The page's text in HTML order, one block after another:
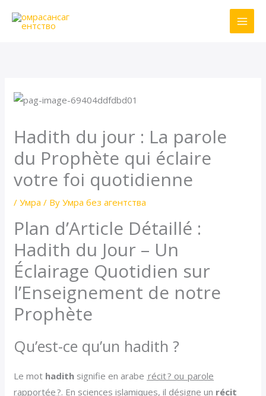
Hadith du jour : La parole
du Prophète qui éclaire
votre foi quotidienne
/Умра / ByУмра без агентства
Plan d’Article Détaillé :
Hadith du Jour – Un
Éclairage Quotidien sur
l’Enseignement de notre
Prophète
Qu’est-ce qu’un hadith ?
Le mot hadith signifie en arabe récit ? ou parole
rapportée ?. En sciences islamiques, il désigne un récit